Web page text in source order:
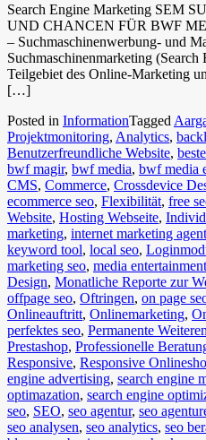
Search Engine Marketing SEM
UND CHANCEN FÜR BWF
– Suchmaschinenwerbung- und
Suchmaschinenmarketing
Teilgebiet des Online-Marketing
[…]
Posted in InformationTagged
Projektmonitoring, Analytics,
Benutzerfreundliche Website,
bwf magir, bwf media, bwf media
CMS, Commerce, Crossdevice
ecommerce seo, Flexibilität, free
Website, Hosting Webseite,
marketing, internet marketing
keyword tool, local seo,
marketing seo, media entertainment
Design, Monatliche Reporte zur
offpage seo, Oftringen, on page
Onlineauftritt, Onlinemarketing,
perfektes seo, Permanente
Prestashop, Professionelle
Responsive, Responsive
engine advertising, search engine
optimazation, search engine
seo, SEO, seo agentur, seo
seo analysen, seo analytics, seo